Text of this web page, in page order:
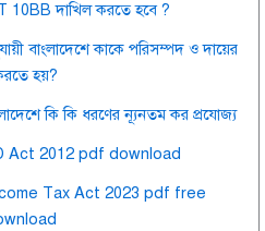
10BB দাখিল করতে হবে ?
বাংলাদেশে কাকে পরিসম্পদ ও দায়ের
হয়?
কি কি ধরণের ন্যূনতম কর প্রযোজ্য
Act 2012 pdf download
Tax Act 2023 pdf free